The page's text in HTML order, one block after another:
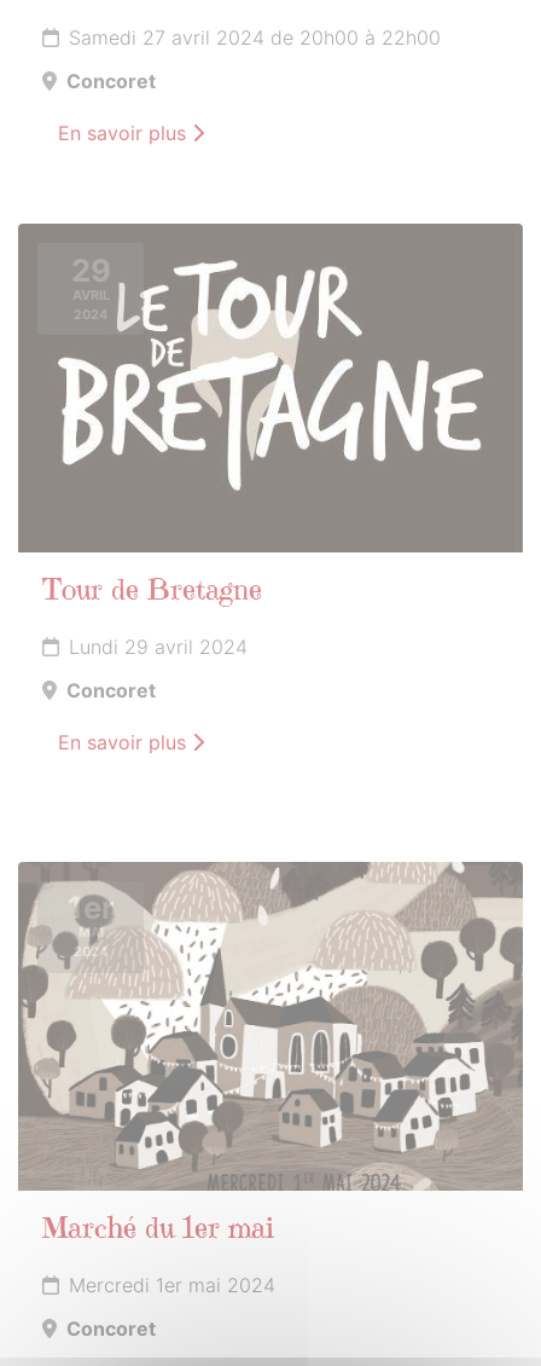
Samedi 27 avril 2024 de 20h00 à 22h00
Concoret
En savoir plus
29
AVRIL
2024
Tour de Bretagne
Lundi 29 avril 2024
Concoret
En savoir plus
1er
MAI
2024
Marché du 1er mai
Mercredi 1er mai 2024
Concoret